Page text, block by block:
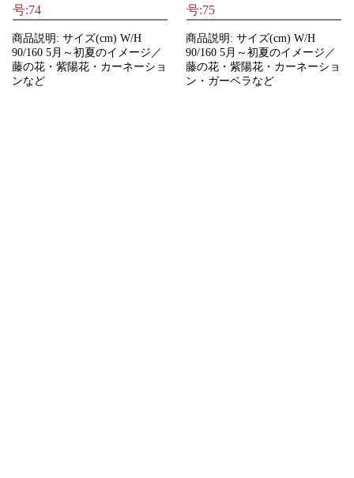
号:74
商品説明: サイズ(cm) W/H
90/160 5月～初夏のイメージ／
藤の花・紫陽花・カーネーショ
ンなど
号:75
商品説明: サイズ(cm) W/H
90/160 5月～初夏のイメージ／
藤の花・紫陽花・カーネーショ
ン・ガーベラなど